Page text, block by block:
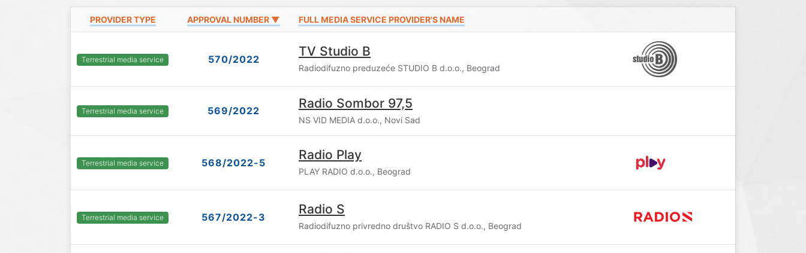
PROVIDER TYPE APPROVAL NUMBER ▼ FULL MEDIA SERVICE PROVIDER'S NAME
Terrestrial media service 570/2022
TV Studio B
Radiodifuzno preduzeće STUDIO B d.o.o., Beograd
Terrestrial media service 569/2022 Radio Sombor 97,5
NS VID MEDIA d.o.o., Novi Sad
Terrestrial media service 568/2022-5
Radio Play
PLAY RADIO d.o.o., Beograd
Terrestrial media service 567/2022-3
Radio S
Radiodifuzno privredno društvo RADIO S d.o.o., Beograd